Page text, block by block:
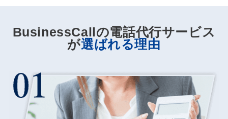
BusinessCallの電話代行サービス
が選ばれる理由